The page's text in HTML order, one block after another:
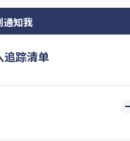
通知我
追踪清单